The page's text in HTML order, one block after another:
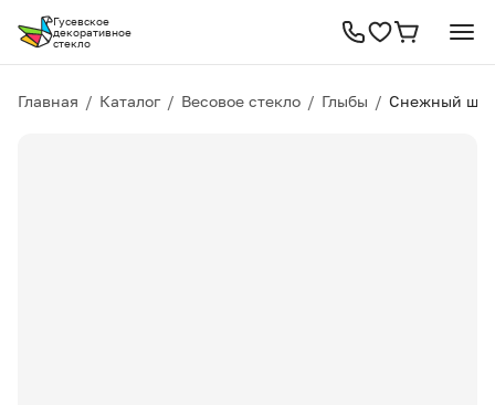
Гусевское
декоративное
стекло
Главная / Каталог / Весовое стекло / Глыбы / Снежный